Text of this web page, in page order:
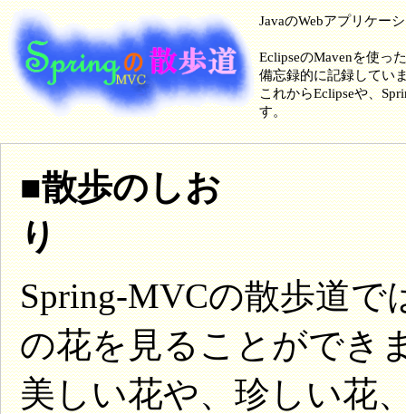
JavaのWebアプリケー
EclipseのMavenを使っ
備忘録的に記録してい
これからEclipseや、
す。
■散歩のしお
り
Spring-MVCの散歩道
の花を見ることができ
美しい花や、珍しい花